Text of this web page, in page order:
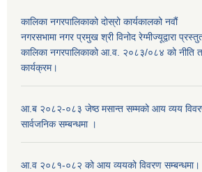
कालिका नगरपालिकाको दोस्रो कार्यकालको नवौं
नगरसभामा नगर प्रमुख श्री विनोद रेग्मीज्यूद्वारा
कालिका नगरपालिकाको आ.व. २०८३/०८४ को नीति
कार्यक्रम।
आ.ब २०८२-०८३ जेष्ठ मसान्त सम्मको आय व्यय
सार्वजनिक सम्बन्धमा ।
आ.व २०८१-०८२ को आय व्ययको विवरण सम्बन्धमा।